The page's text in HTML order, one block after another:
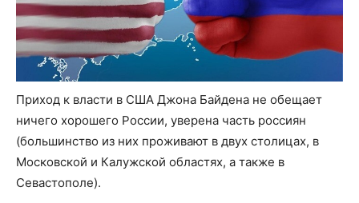
Приход к власти в США Джона Байдена не обещает
ничего хорошего России, уверена часть россиян
(большинство из них проживают в двух столицах, в
Московской и Калужской областях, а также в
Севастополе).